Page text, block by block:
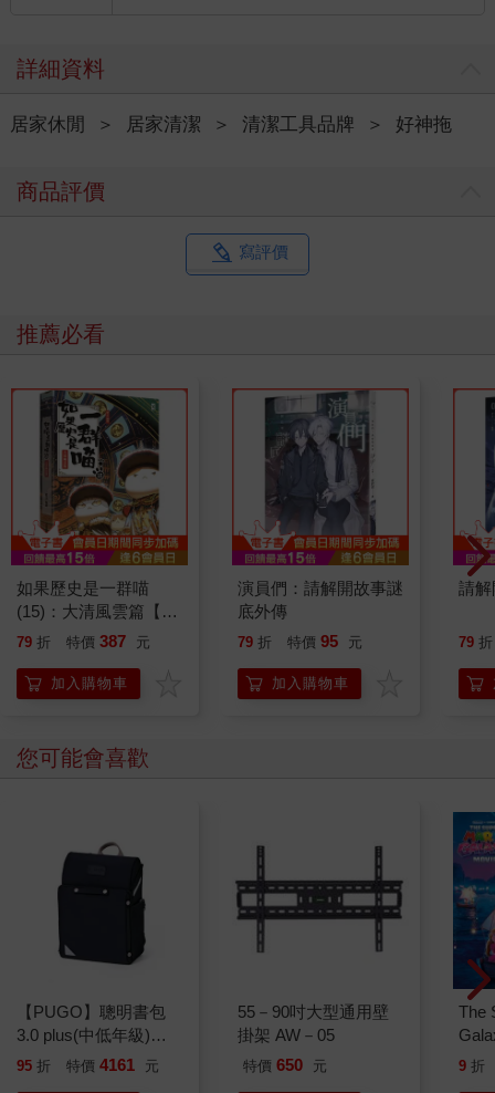
詳細資料
居家休閒 ＞ 居家清潔 ＞ 清潔工具品牌 ＞ 好神拖
商品評價
寫評價
推薦必看
如果歷史是一群喵
(15)：大清風雲篇【萌
貓漫畫學歷史】
79 折 特價 387 元
加入購物車
演員們：請解開故事謎
底外傳
79 折 特價 95 元
加入購物車
請解
79 折
您可能會喜歡
【PUGO】聰明書包
3.0 plus(中低年級)酷
黑 全新進化玩美上市
95 折 特價 4161 元
55－90吋大型通用壁
掛架 AW－05
特價 650 元
The
9 折